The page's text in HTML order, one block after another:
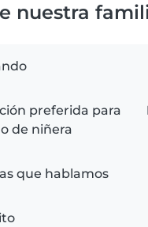
nuestra
preferida para
de niñera
que hablamos